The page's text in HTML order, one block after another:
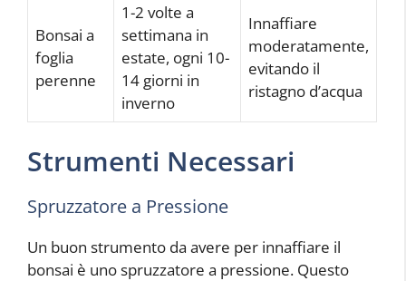
Bonsai a
foglia
perenne
1-2 volte a
settimana in
estate, ogni 10-
14 giorni in
inverno
Innaffiare
moderatamente,
evitando il
ristagno d’acqua
Strumenti Necessari
Spruzzatore a Pressione
Un buon strumento da avere per innaffiare il
bonsai è uno spruzzatore a pressione. Questo